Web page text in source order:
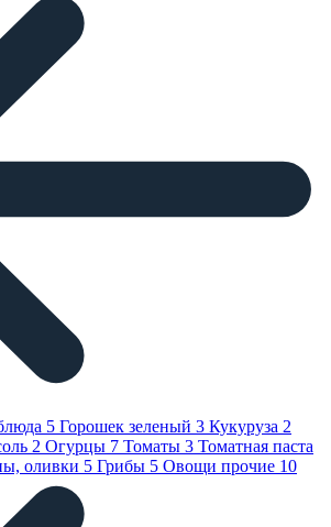
5 Горошек зеленый 3 Кукуруза 2
2 Огурцы 7 Томаты 3 Томатная паста
оливки 5 Грибы 5 Овощи прочие 10